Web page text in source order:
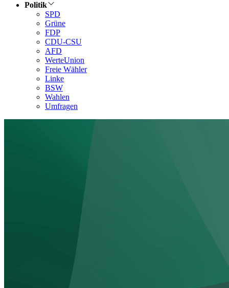
Politik
SPD
Grüne
FDP
CDU-CSU
AFD
WerteUnion
Freie Wähler
Linke
BSW
Wahlen
Umfragen